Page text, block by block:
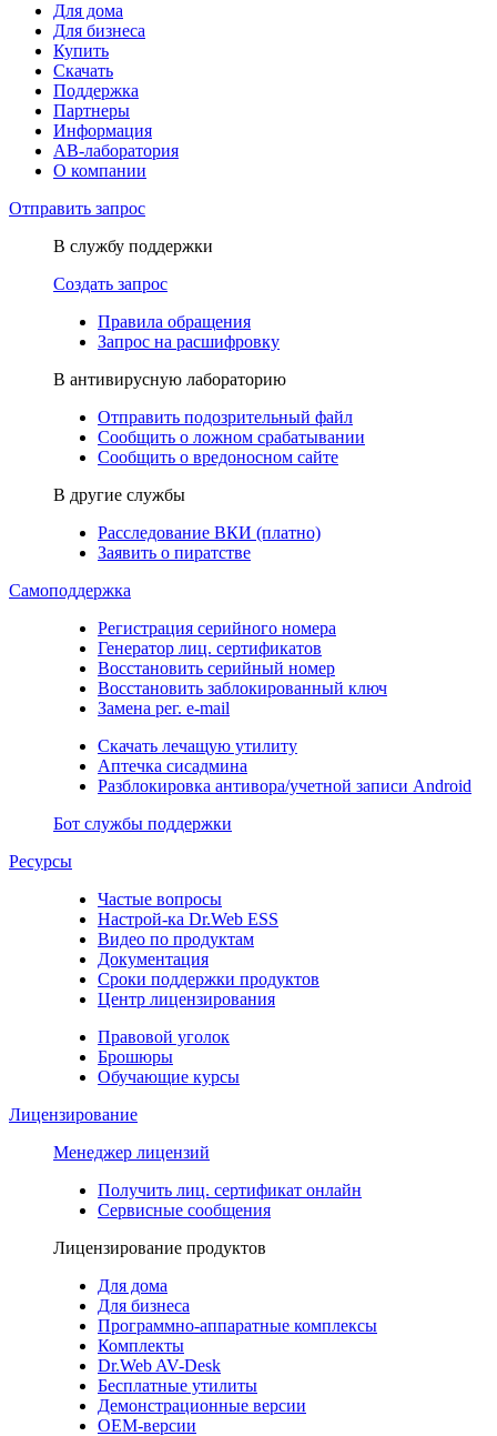
Для дома
Для бизнеса
Купить
Скачать
Поддержка
Партнеры
Информация
АВ-лаборатория
О компании
Отправить запрос
В службу поддержки
Создать запрос
Правила обращения
Запрос на расшифровку
В антивирусную лабораторию
Отправить подозрительный файл
Сообщить о ложном срабатывании
Сообщить о вредоносном сайте
В другие службы
Расследование ВКИ (платно)
Заявить о пиратстве
Самоподдержка
Регистрация серийного номера
Генератор лиц. сертификатов
Восстановить серийный номер
Восстановить заблокированный ключ
Замена рег. e-mail
Скачать лечащую утилиту
Аптечка сисадмина
Разблокировка антивора/учетной записи Android
Бот службы поддержки
Ресурсы
Частые вопросы
Настрой-ка Dr.Web ESS
Видео по продуктам
Документация
Сроки поддержки продуктов
Центр лицензирования
Правовой уголок
Брошюры
Обучающие курсы
Лицензирование
Менеджер лицензий
Получить лиц. сертификат онлайн
Сервисные сообщения
Лицензирование продуктов
Для дома
Для бизнеса
Программно-аппаратные комплексы
Комплекты
Dr.Web AV-Desk
Бесплатные утилиты
Демонстрационные версии
ОЕМ-версии